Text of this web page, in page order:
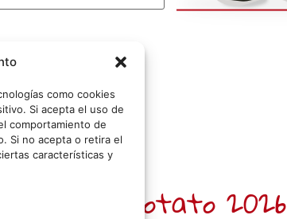
como cookies
Si acepta el uso de
comportamiento de
Si no acepta o retira el
características y
© Sr. Potato 2026